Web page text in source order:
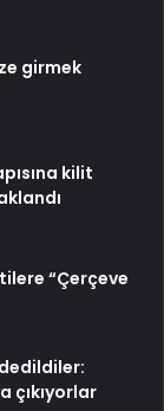
girmek
kilit
“Çerçeve
çıkıyorlar